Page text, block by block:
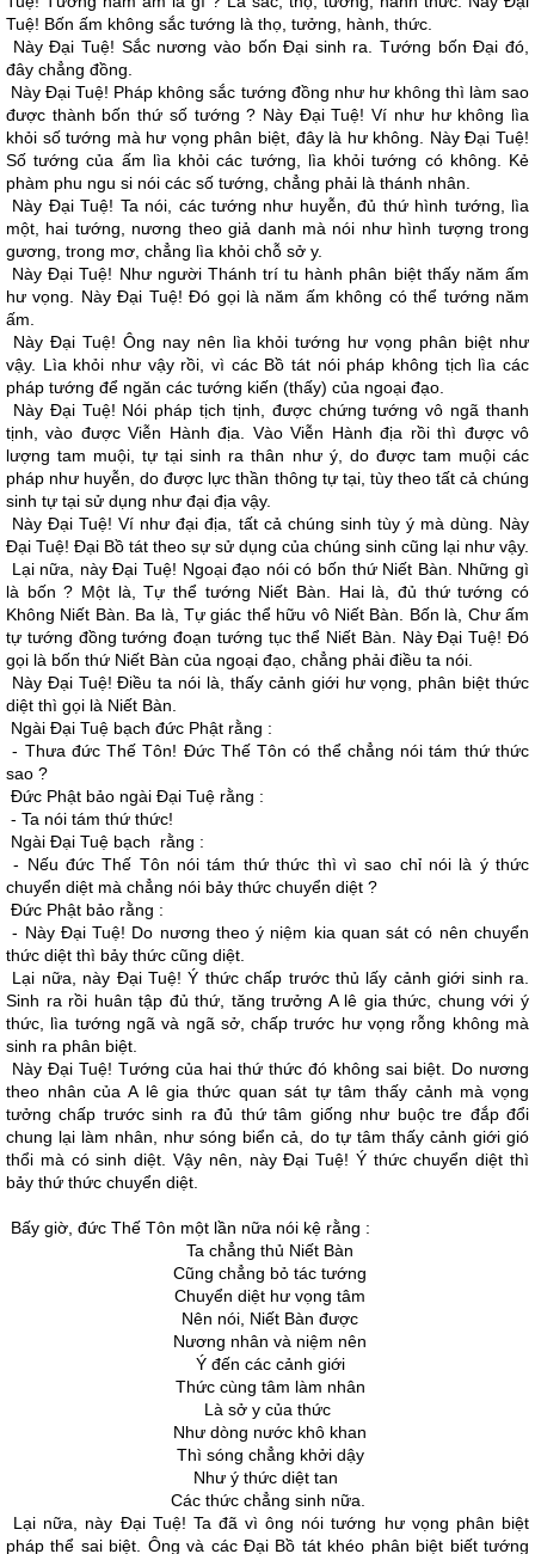
Tuệ! Bốn ấm không sắc tướng là thọ, tưởng, hành, thức.
Này Ðại Tuệ! Sắc nương vào bốn Ðại sinh ra. Tướng bốn Ðại đó,
đây chẳng đồng.
Này Ðại Tuệ! Pháp không sắc tướng đồng như hư không thì làm sao
được thành bốn thứ số tướng ? Này Ðại Tuệ! Ví như hư không lìa
khỏi số tướng mà hư vọng phân biệt, đây là hư không. Này Ðại Tuệ!
Số tướng của ấm lìa khỏi các tướng, lìa khỏi tướng có không. Kẻ
phàm phu ngu si nói các số tướng, chẳng phải là thánh nhân.
Này Ðại Tuệ! Ta nói, các tướng như huyễn, đủ thứ hình tướng, lìa
một, hai tướng, nương theo giả danh mà nói như hình tượng trong
gương, trong mơ, chẳng lìa khỏi chỗ sở y.
Này Ðại Tuệ! Như người Thánh trí tu hành phân biệt thấy năm ấm
hư vọng. Này Ðại Tuệ! Ðó gọi là năm ấm không có thể tướng năm
ấm.
Này Ðại Tuệ! Ông nay nên lìa khỏi tướng hư vọng phân biệt như
vậy. Lìa khỏi như vậy rồi, vì các Bồ tát nói pháp không tịch lìa các
pháp tướng để ngăn các tướng kiến (thấy) của ngoại đạo.
Này Ðại Tuệ! Nói pháp tịch tịnh, được chứng tướng vô ngã thanh
tịnh, vào được Viễn Hành địa. Vào Viễn Hành địa rồi thì được vô
lượng tam muội, tự tại sinh ra thân như ý, do được tam muội các
pháp như huyễn, do được lực thần thông tự tại, tùy theo tất cả chúng
sinh tự tại sử dụng như đại địa vậy.
Này Ðại Tuệ! Ví như đại địa, tất cả chúng sinh tùy ý mà dùng. Này
Ðại Tuệ! Ðại Bồ tát theo sự sử dụng của chúng sinh cũng lại như vậy.
Lại nữa, này Ðại Tuệ! Ngoại đạo nói có bốn thứ Niết Bàn. Những gì
là bốn ? Một là, Tự thể tướng Niết Bàn. Hai là, đủ thứ tướng có
Không Niết Bàn. Ba là, Tự giác thể hữu vô Niết Bàn. Bốn là, Chư ấm
tự tướng đồng tướng đoạn tướng tục thể Niết Bàn. Này Ðại Tuệ! Ðó
gọi là bốn thứ Niết Bàn của ngoại đạo, chẳng phải điều ta nói.
Này Ðại Tuệ! Ðiều ta nói là, thấy cảnh giới hư vọng, phân biệt thức
diệt thì gọi là Niết Bàn.
Ngài Ðại Tuệ bạch đức Phật rằng :
- Thưa đức Thế Tôn! Ðức Thế Tôn có thể chẳng nói tám thứ thức
sao ?
Ðức Phật bảo ngài Ðại Tuệ rằng :
- Ta nói tám thứ thức!
Ngài Ðại Tuệ bạch rằng :
- Nếu đức Thế Tôn nói tám thứ thức thì vì sao chỉ nói là ý thức
chuyển diệt mà chẳng nói bảy thức chuyển diệt ?
Ðức Phật bảo rằng :
- Này Ðại Tuệ! Do nương theo ý niệm kia quan sát có nên chuyển
thức diệt thì bảy thức cũng diệt.
Lại nữa, này Ðại Tuệ! Ý thức chấp trước thủ lấy cảnh giới sinh ra.
Sinh ra rồi huân tập đủ thứ, tăng trưởng A lê gia thức, chung với ý
thức, lìa tướng ngã và ngã sở, chấp trước hư vọng rỗng không mà
sinh ra phân biệt.
Này Ðại Tuệ! Tướng của hai thứ thức đó không sai biệt. Do nương
theo nhân của A lê gia thức quan sát tự tâm thấy cảnh mà vọng
tưởng chấp trước sinh ra đủ thứ tâm giống như buộc tre đắp đổi
chung lại làm nhân, như sóng biển cả, do tự tâm thấy cảnh giới gió
thổi mà có sinh diệt. Vậy nên, này Ðại Tuệ! Ý thức chuyển diệt thì
bảy thứ thức chuyển diệt.
Bấy giờ, đức Thế Tôn một lần nữa nói kệ rằng :
Ta chẳng thủ Niết Bàn
Cũng chẳng bỏ tác tướng
Chuyển diệt hư vọng tâm
Nên nói, Niết Bàn được
Nương nhân và niệm nên
Ý đến các cảnh giới
Thức cùng tâm làm nhân
Là sở y của thức
Như dòng nước khô khan
Thì sóng chẳng khởi dậy
Như ý thức diệt tan
Các thức chẳng sinh nữa.
Lại nữa, này Ðại Tuệ! Ta đã vì ông nói tướng hư vọng phân biệt
pháp thể sai biệt. Ông và các Ðại Bồ tát khéo phân biệt biết tướng